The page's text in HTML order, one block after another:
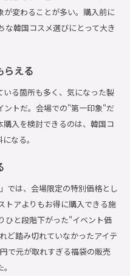
が変わることが多い。購入前に
な韓国コスメ選びにとって大き
らえる
る箇所も多く、気になった製
ントだ。会場での"第一印象"だ
入を検討できるのは、韓国コ
なる。
では、会場限定の特別価格とし
トアよりもお得に購入できる施
ひと段階下がった"イベント価
ど踏み切れていなかったアイテ
で元が取れすぎる福袋の販売